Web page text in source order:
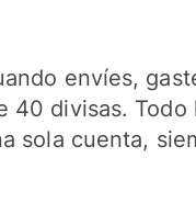
envíes,
40 divisas. Todo
sola cuenta,